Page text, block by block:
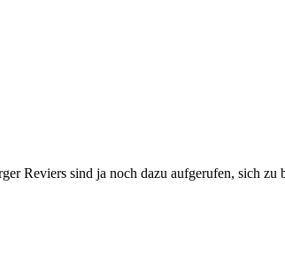
Reviers sind ja noch dazu aufgerufen, sich